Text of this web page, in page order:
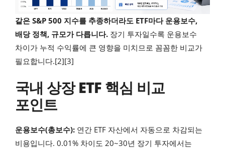
같은 S&P 500 지수를 추종하더라도 ETF마다 운용보수,
배당 정책, 규모가 다릅니다. 장기 투자일수록 운용보수
차이가 누적 수익률에 큰 영향을 미치므로 꼼꼼한 비교가
필요합니다.[2][3]
국내 상장 ETF 핵심 비교
포인트
운용보수(총보수): 연간 ETF 자산에서 자동으로 차감되는
비용입니다. 0.01% 차이도 20~30년 장기 투자에서는